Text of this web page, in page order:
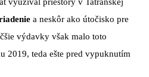
a neskôr ako útočisko pre
výdavky však malo toto
2019, teda ešte pred vypuknutím